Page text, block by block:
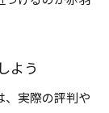
よう
、実際の評判や